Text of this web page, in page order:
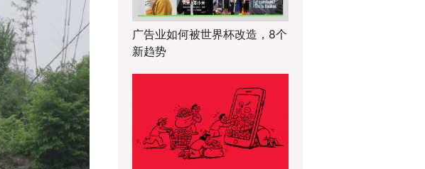
广告业如何被世界杯改造，8个
新趋势